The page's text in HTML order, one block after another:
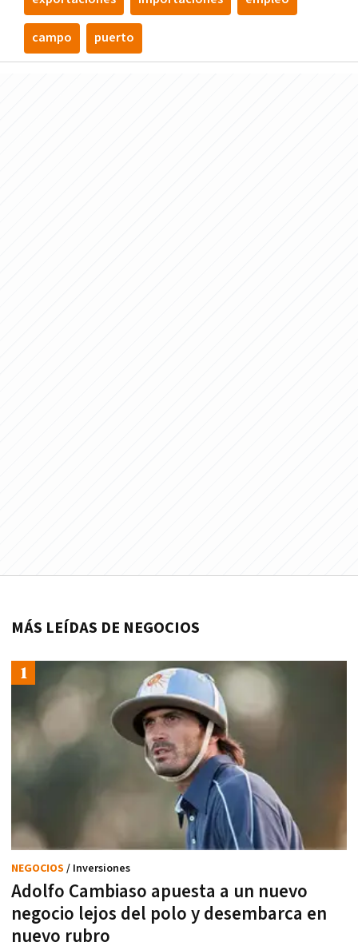
campo puerto
MÁS LEÍDAS DE NEGOCIOS
Adolfo Cambiaso apuesta a un nuevo
negocio lejos del polo y desembarca en
nuevo rubro
NEGOCIOS / Inversiones